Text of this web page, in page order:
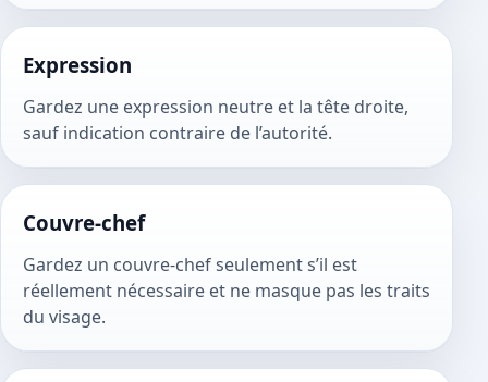
Expression
Gardez une expression neutre et la tête droite,
sauf indication contraire de l’autorité.
Couvre-chef
Gardez un couvre-chef seulement s’il est
réellement nécessaire et ne masque pas les traits
du visage.